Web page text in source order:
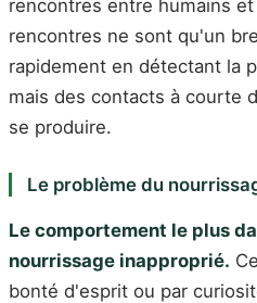
rencontres entre humains
rencontres ne sont qu'un
rapidement en détectant la
mais des contacts à courte
se produire.
Le problème du
Le comportement le plus
nourrissage inapproprié.
bonté d'esprit ou par